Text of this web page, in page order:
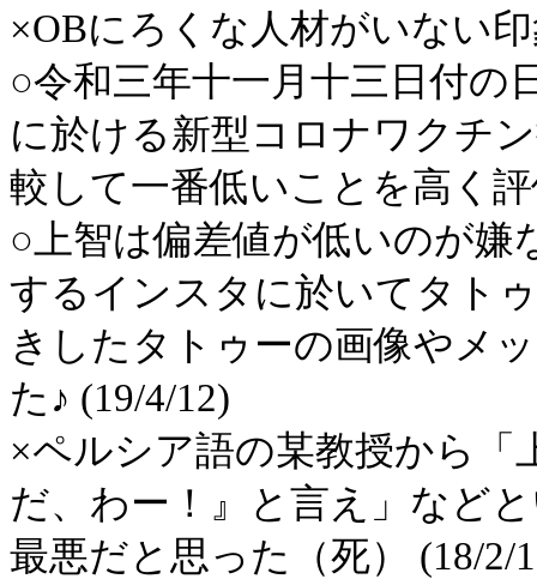
×OBにろくな人材がいない
○令和三年十一月十三日付の
に於ける新型コロナワクチ
較して一番低いことを高く
○上智は偏差値が低いのが嫌
するインスタに於いてタト
きしたタトゥーの画像やメ
た♪ (19/4/12)
×ペルシア語の某教授から「
だ、わー！』と言え」など
最悪だと思った（死） (18/2/